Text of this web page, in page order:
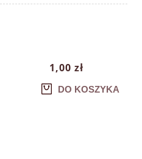
1,00 zł
DO KOSZYKA